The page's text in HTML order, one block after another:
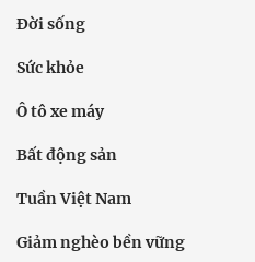
Đời sống
Sức khỏe
Ô tô xe máy
Bất động sản
Tuần Việt Nam
Giảm nghèo bền vững